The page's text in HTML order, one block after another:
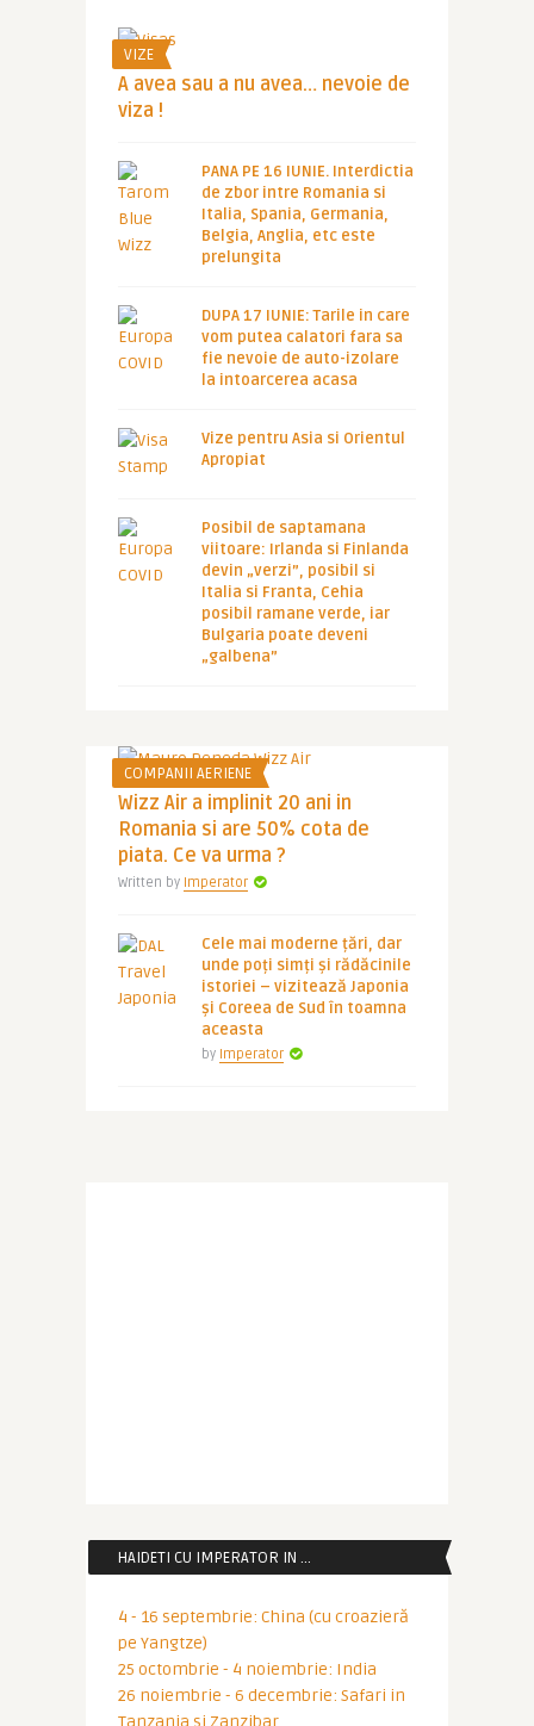
VIZE
A avea sau a nu avea… nevoie de
viza !
PANA PE 16 IUNIE. Interdictia
de zbor intre Romania si
Italia, Spania, Germania,
Belgia, Anglia, etc este
prelungita
DUPA 17 IUNIE: Tarile in care
vom putea calatori fara sa
fie nevoie de auto-izolare
la intoarcerea acasa
Vize pentru Asia si Orientul
Apropiat
Posibil de saptamana
viitoare: Irlanda si Finlanda
devin „verzi”, posibil si
Italia si Franta, Cehia
posibil ramane verde, iar
Bulgaria poate deveni
„galbena”
COMPANII AERIENE
Wizz Air a implinit 20 ani in
Romania si are 50% cota de
piata. Ce va urma ?
Written by Imperator
Cele mai moderne țări, dar
unde poți simți și rădăcinile
istoriei – vizitează Japonia
și Coreea de Sud în toamna
aceasta
by Imperator
HAIDETI CU IMPERATOR IN …
4 - 16 septembrie: China (cu croazieră
pe Yangtze)
25 octombrie - 4 noiembrie: India
26 noiembrie - 6 decembrie: Safari in
Tanzania si Zanzibar